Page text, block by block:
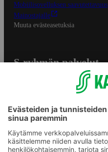
Mobiilisovelluksen saavutettavuus
Mainostajalle
Muuta evästeasetuksia
S-ryhmän palvelut
Yhteishyvä Ruoka -sovellus
S-ostoslista -sovellus
Prisma.fi
Sokos.fi